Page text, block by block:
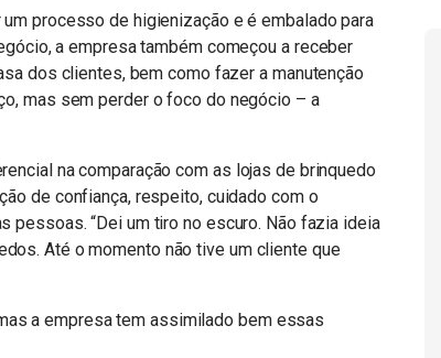
processo de higienização e é embalado para
a empresa também começou a receber
dos clientes, bem como fazer a manutenção
mas sem perder o foco do negócio – a
na comparação com as lojas de brinquedo
de confiança, respeito, cuidado com o
pessoas. “Dei um tiro no escuro. Não fazia ideia
Até o momento não tive um cliente que
a empresa tem assimilado bem essas